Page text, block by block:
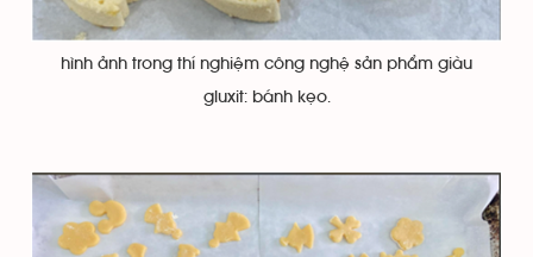
hình ảnh trong thí nghiệm công nghệ sản phẩm giàu
gluxit: bánh kẹo.